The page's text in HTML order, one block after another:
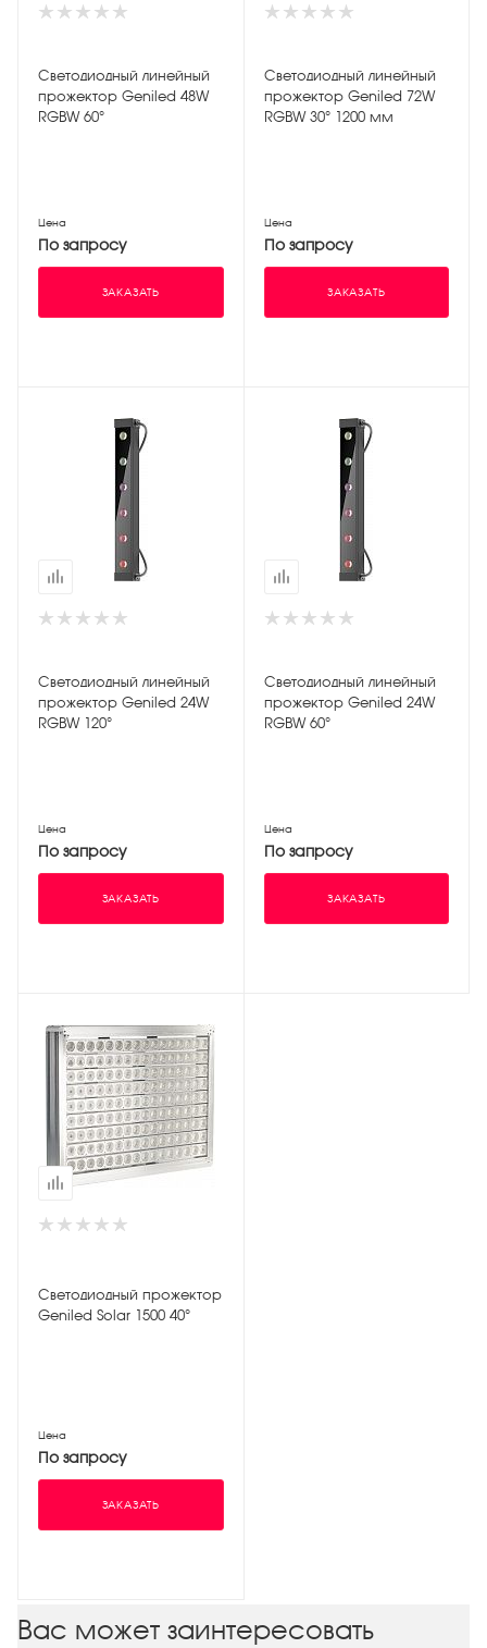
Светодиодный линейный
прожектор Geniled 48W
RGBW 60°
Цена
По запросу
ЗАКАЗАТЬ
Светодиодный линейный
прожектор Geniled 72W
RGBW 30° 1200 мм
Цена
По запросу
ЗАКАЗАТЬ
Светодиодный линейный
прожектор Geniled 24W
RGBW 120°
Цена
По запросу
ЗАКАЗАТЬ
Светодиодный линейный
прожектор Geniled 24W
RGBW 60°
Цена
По запросу
ЗАКАЗАТЬ
Светодиодный прожектор
Geniled Solar 1500 40°
Цена
По запросу
ЗАКАЗАТЬ
Вас может заинтересовать